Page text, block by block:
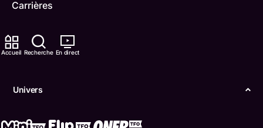
Accueil Recherche En direct
Univers
Carrières
TFO Apprendre à la maison
Contactez-nous